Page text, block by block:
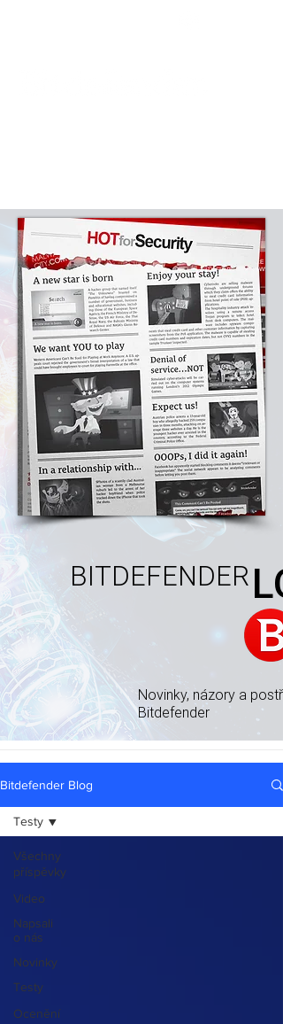
BITDEFENDER
Novinky, názory a
Bitdefender
Bitdefender Blog
Všechny
příspěvky
Video
Napsali
o nás
Novinky
Testy
Ocenění
Testy